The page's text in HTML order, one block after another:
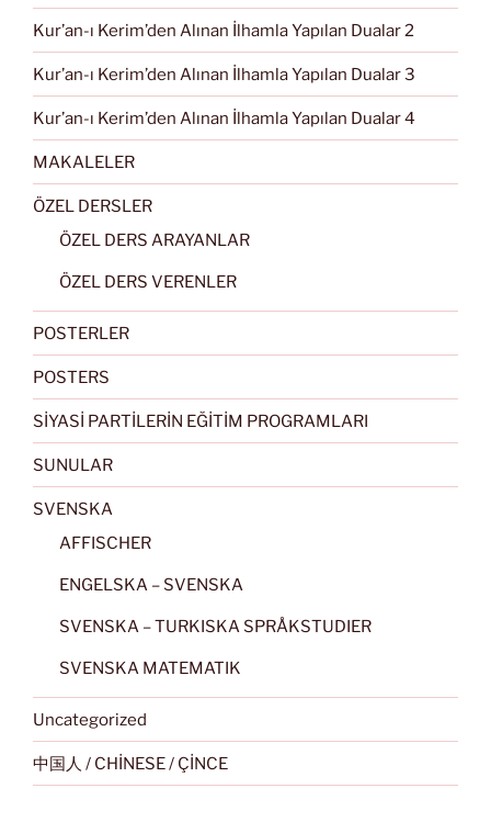
Kur’an-ı Kerim’den Alınan İlhamla Yapılan Dualar 2
Kur’an-ı Kerim’den Alınan İlhamla Yapılan Dualar 3
Kur’an-ı Kerim’den Alınan İlhamla Yapılan Dualar 4
MAKALELER
ÖZEL DERSLER
ÖZEL DERS ARAYANLAR
ÖZEL DERS VERENLER
POSTERLER
POSTERS
SİYASİ PARTİLERİN EĞİTİM PROGRAMLARI
SUNULAR
SVENSKA
AFFISCHER
ENGELSKA – SVENSKA
SVENSKA – TURKISKA SPRÅKSTUDIER
SVENSKA MATEMATIK
Uncategorized
中国人 / CHİNESE / ÇİNCE